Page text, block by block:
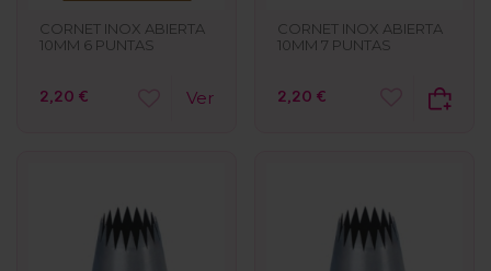
CORNET INOX ABIERTA
10MM 6 PUNTAS
2,20 € Ver
CORNET INOX ABIERTA
10MM 7 PUNTAS
2,20 €